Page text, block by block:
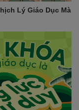
Lý Giáo Dục Mà